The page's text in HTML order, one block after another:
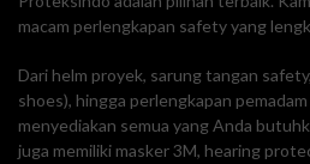
macam perlengkapan safety yang
Dari helm proyek, sarung tangan
shoes), hingga perlengkapan
menyediakan semua yang Anda
juga memiliki masker 3M, hearing